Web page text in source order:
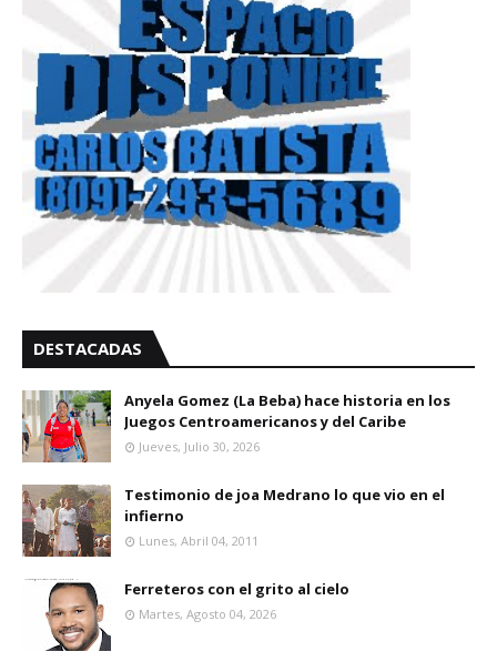
DESTACADAS
Anyela Gomez (La Beba) hace historia en los
Juegos Centroamericanos y del Caribe
Jueves, Julio 30, 2026
Testimonio de joa Medrano lo que vio en el
infierno
Lunes, Abril 04, 2011
Ferreteros con el grito al cielo
Martes, Agosto 04, 2026